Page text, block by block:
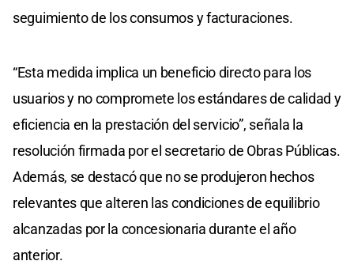
seguimiento de los consumos y facturaciones.
“Esta medida implica un beneficio directo para los
usuarios y no compromete los estándares de calidad y
eficiencia en la prestación del servicio”, señala la
resolución firmada por el secretario de Obras Públicas.
Además, se destacó que no se produjeron hechos
relevantes que alteren las condiciones de equilibrio
alcanzadas por la concesionaria durante el año
anterior.